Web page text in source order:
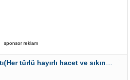
sponsor reklam